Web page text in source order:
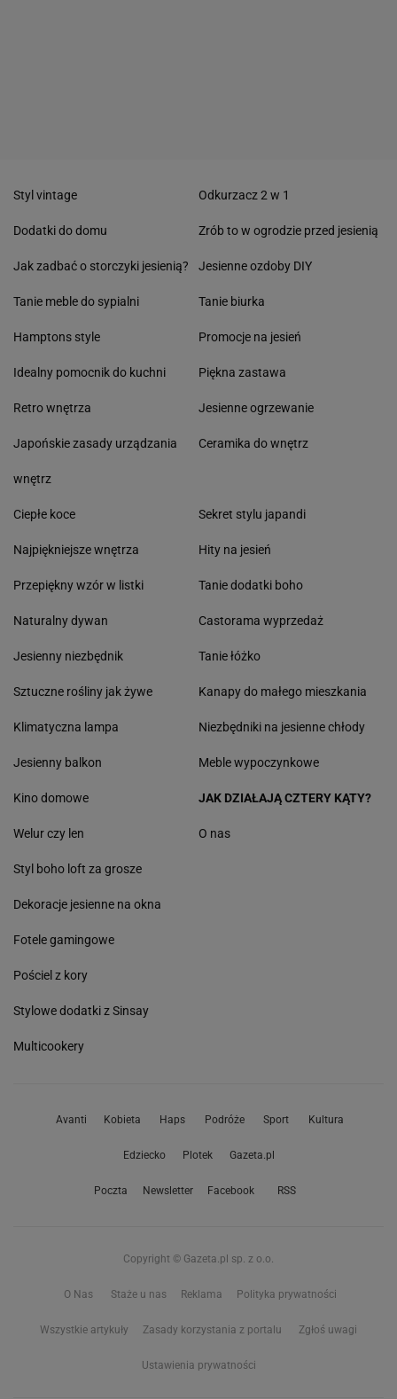
Styl vintage
Dodatki do domu
Jak zadbać o storczyki jesienią?
Tanie meble do sypialni
Hamptons style
Idealny pomocnik do kuchni
Retro wnętrza
Japońskie zasady urządzania
wnętrz
Odkurzacz 2 w 1
Zrób to w ogrodzie przed jesienią
Jesienne ozdoby DIY
Tanie biurka
Promocje na jesień
Piękna zastawa
Jesienne ogrzewanie
Ceramika do wnętrz
Ciepłe koce
Najpiękniejsze wnętrza
Przepiękny wzór w listki
Naturalny dywan
Jesienny niezbędnik
Sztuczne rośliny jak żywe
Klimatyczna lampa
Jesienny balkon
Sekret stylu japandi
Hity na jesień
Tanie dodatki boho
Castorama wyprzedaż
Tanie łóżko
Kanapy do małego mieszkania
Niezbędniki na jesienne chłody
Meble wypoczynkowe
Kino domowe
Welur czy len
Styl boho loft za grosze
Dekoracje jesienne na okna
Fotele gamingowe
Pościel z kory
Stylowe dodatki z Sinsay
Multicookery
JAK DZIAŁAJĄ CZTERY KĄTY?
O nas
Avanti Kobieta Haps Podróże Sport Kultura
Edziecko Plotek Gazeta.pl
Poczta Newsletter Facebook RSS
Copyright © Gazeta.pl sp. z o.o.
O Nas Staże u nas Reklama Polityka prywatności
Wszystkie artykuły Zasady korzystania z portalu Zgłoś uwagi
Ustawienia prywatności